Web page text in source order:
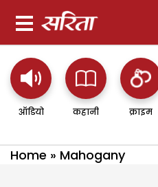
ऑडियो कहानी क्राइम
Home » Mahogany